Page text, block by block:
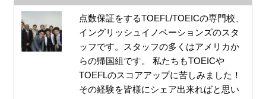
点数保証をするTOEFL/TOEICの専門校、
イングリッシュイノベーションズのスタ
ッフです。スタッフの多くはアメリカか
らの帰国組です。 私たちもTOEICや
TOEFLのスコアアップに苦しみました！
その経験を皆様にシェア出来ればと思い